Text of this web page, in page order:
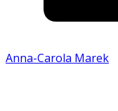
Anna-Carola Marek